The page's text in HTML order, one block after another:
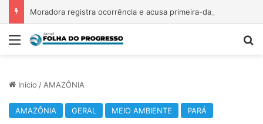
Menu
Início / AMAZÔNIA
AMAZÔNIA GERAL MEIO AMBIENTE PARÁ